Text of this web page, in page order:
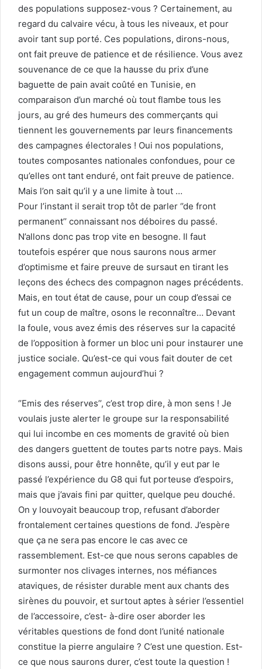
des populations supposez-vous ? Certainement, au
regard du calvaire vécu, à tous les niveaux, et pour
avoir tant sup porté. Ces populations, dirons-nous,
ont fait preuve de patience et de résilience. Vous avez
souvenance de ce que la hausse du prix d’une
baguette de pain avait coûté en Tunisie, en
comparaison d’un marché où tout flambe tous les
jours, au gré des humeurs des commerçants qui
tiennent les gouvernements par leurs financements
des campagnes électorales ! Oui nos populations,
toutes composantes nationales confondues, pour ce
qu’elles ont tant enduré, ont fait preuve de patience.
Mais l’on sait qu’il y a une limite à tout …
Pour l’instant il serait trop tôt de parler ‘’de front
permanent’’ connaissant nos déboires du passé.
N’allons donc pas trop vite en besogne. Il faut
toutefois espérer que nous saurons nous armer
d’optimisme et faire preuve de sursaut en tirant les
leçons des échecs des compagnon nages précédents.
Mais, en tout état de cause, pour un coup d’essai ce
fut un coup de maître, osons le reconnaître… Devant
la foule, vous avez émis des réserves sur la capacité
de l’opposition à former un bloc uni pour instaurer une
justice sociale. Qu’est-ce qui vous fait douter de cet
engagement commun aujourd’hui ?
‘’Emis des réserves’’, c’est trop dire, à mon sens ! Je
voulais juste alerter le groupe sur la responsabilité
qui lui incombe en ces moments de gravité où bien
des dangers guettent de toutes parts notre pays. Mais
disons aussi, pour être honnête, qu’il y eut par le
passé l’expérience du G8 qui fut porteuse d’espoirs,
mais que j’avais fini par quitter, quelque peu douché.
On y louvoyait beaucoup trop, refusant d’aborder
frontalement certaines questions de fond. J’espère
que ça ne sera pas encore le cas avec ce
rassemblement. Est-ce que nous serons capables de
surmonter nos clivages internes, nos méfiances
ataviques, de résister durable ment aux chants des
sirènes du pouvoir, et surtout aptes à sérier l’essentiel
de l’accessoire, c’est- à-dire oser aborder les
véritables questions de fond dont l’unité nationale
constitue la pierre angulaire ? C’est une question. Est-
ce que nous saurons durer, c’est toute la question !